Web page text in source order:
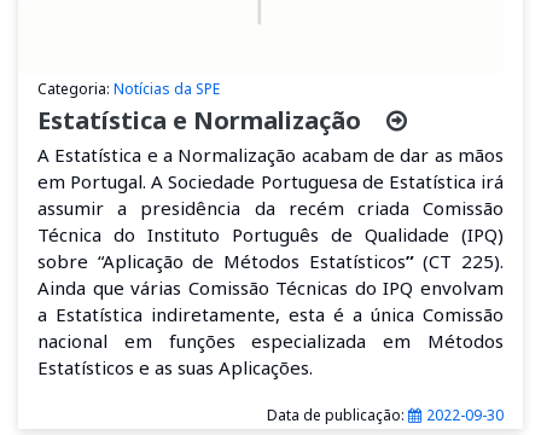
Categoria: Notícias da SPE
Estatística e Normalização
A Estatística e a Normalização acabam de dar as mãos
em Portugal. A Sociedade Portuguesa de Estatística irá
assumir a presidência da recém criada Comissão
Técnica do Instituto Português de Qualidade (IPQ)
sobre “Aplicação de Métodos Estatísticos”(CT 225).
Ainda que várias Comissão Técnicas do IPQ envolvam
a Estatística indiretamente, esta é a única Comissão
nacional em funções especializada em Métodos
Estatísticos e as suas Aplicações.
Data de publicação: 2022-09-30